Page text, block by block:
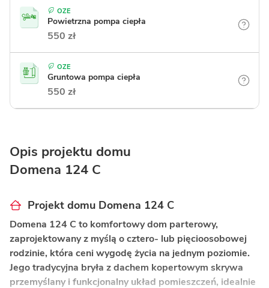
OZE
Powietrzna pompa ciepła
550 zł
OZE
Gruntowa pompa ciepła
550 zł
Opis projektu domu
Domena 124 C
Projekt domu Domena 124 C
Domena 124 C to komfortowy dom parterowy,
zaprojektowany z myślą o cztero- lub pięcioosobowej
rodzinie, która ceni wygodę życia na jednym poziomie.
Jego tradycyjna bryła z dachem kopertowym skrywa
przemyślany i funkcjonalny układ pomieszczeń, idealnie